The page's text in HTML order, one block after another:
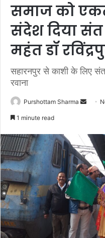
समाज को
संदेश दिया संत
महंत डॉ
सहारनपुर से काशी के लिए संत
रवाना
Purshottam Sharma
d
a
n
e
i
l
1 minute read